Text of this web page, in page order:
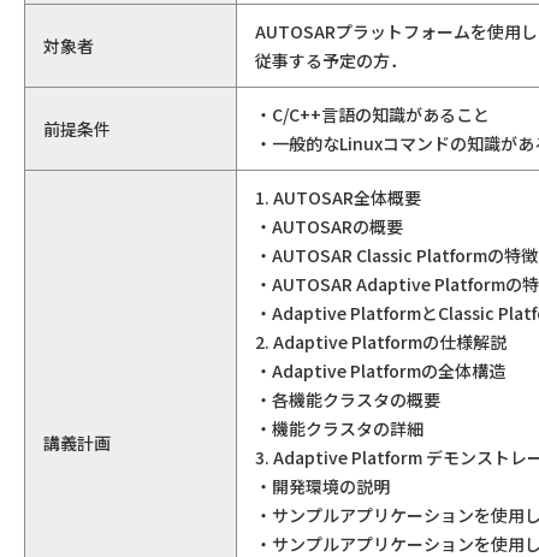
対象者
AUTOSARプラットフォームを使用
従事する予定の方．
前提条件
・C/C++言語の知識があること
・一般的なLinuxコマンドの知識が
講義計画
1. AUTOSAR全体概要
・AUTOSARの概要
・AUTOSAR Classic Platformの特徴
・AUTOSAR Adaptive Platformの
・Adaptive PlatformとClassic
2. Adaptive Platformの仕様解説
・Adaptive Platformの全体構造
・各機能クラスタの概要
・機能クラスタの詳細
3. Adaptive Platform デモンストレ
・開発環境の説明
・サンプルアプリケーションを使用
・サンプルアプリケーションを使用